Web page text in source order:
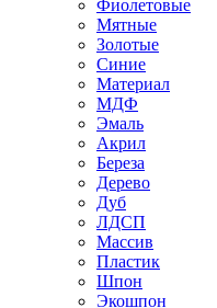
Фиолетовые
Мятные
Золотые
Синие
Материал
МДФ
Эмаль
Акрил
Береза
Дерево
Дуб
ЛДСП
Массив
Пластик
Шпон
Экошпон